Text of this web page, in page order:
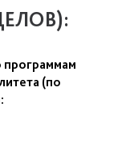
программам
(по